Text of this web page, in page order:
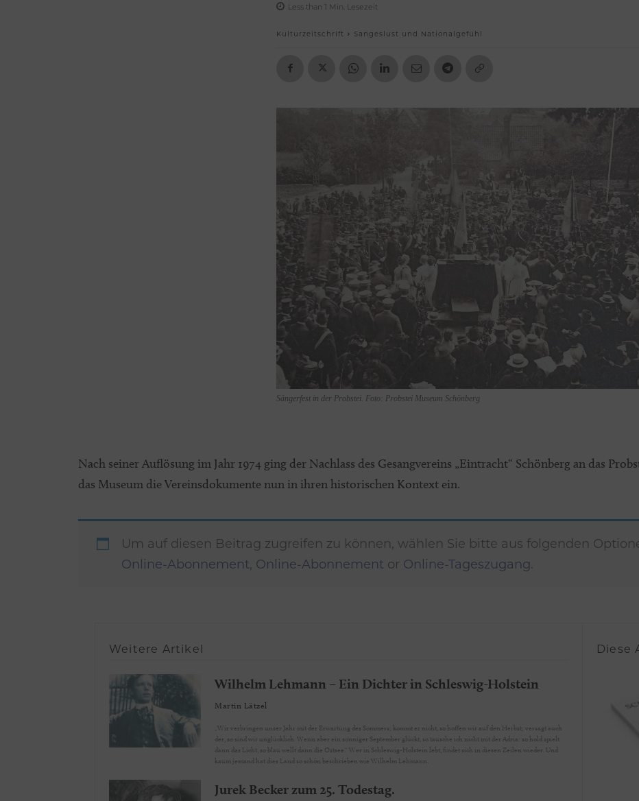
Less than 1 Min. Lesezeit
Kulturzeitschrift Sangeslust und Nationalgefühl
Sängerfest in der Probstei. Foto: Probstei Museum Schönberg
Nach seiner Auflösung im Jahr 1974 ging der Nachlass des Gesangvereins „Eintracht“ Schönberg an das
das Museum die Vereinsdokumente nun in ihren historischen Kontext ein.
Um auf diesen Beitrag zugreifen zu können, wählen Sie bitte aus folgenden
Online-Abonnement, Online-Abonnement or Online-Tageszugang.
Weitere Artikel
Wilhelm Lehmann – Ein Dichter in Schleswig-Holstein
Martin Lätzel
„Wir verbringen unser Jahr mit der Erwartung des Sommers; kommt er nicht, so hoffen wir auf den Herbst; versagt auch
der, so sind wir unglücklich. Wenn aber ein sonniger September glückt, so tausche ich nicht mit der Adria: so hold spielt
dann das Licht, so blau wellt dann die Ostsee.“ Wer in Schleswig-Holstein lebt, findet sich in diesen Zeilen wieder. Und
kaum jemand hat dies Land so schön beschrieben wie Wilhelm Lehmann.
Jurek Becker zum 25. Todestag.
Diese